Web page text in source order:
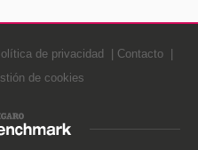
de privacidad
Contacto
de cookies